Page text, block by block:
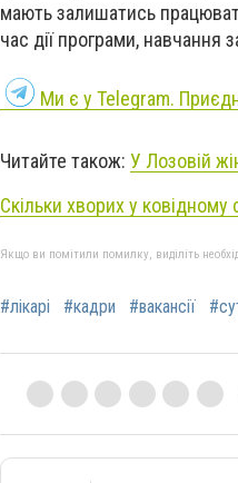
мають залишатись
час дії програми,
Ми є у Telegram.
Читайте також: У Лозовій
Скільки хворих у ковідному
Якщо ви помітили помилку, виділіть
#лікарі #кадри #вакансії